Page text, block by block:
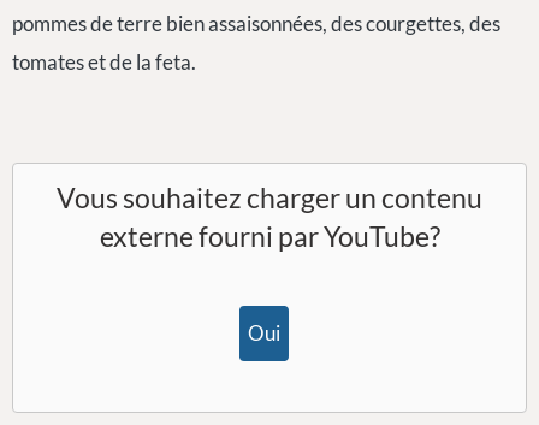
pommes de terre bien assaisonnées, des courgettes, des
tomates et de la feta.
Vous souhaitez charger un contenu
externe fourni parYouTube?
Oui